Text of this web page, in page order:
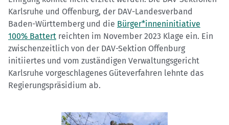
Karlsruhe und Offenburg, der DAV-Landesverband
Baden-Württemberg und die Bürger*inneninitiative
100% Battert reichten im November 2023 Klage ein. Ein
zwischenzeitlich von der DAV-Sektion Offenburg
initiiertes und vom zuständigen Verwaltungsgericht
Karlsruhe vorgeschlagenes Güteverfahren lehnte das
Regierungspräsidium ab.